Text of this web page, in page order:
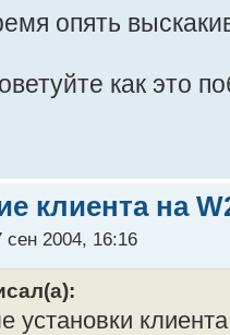
опять
как это
клиента на
сен 2004, 16:16
установки